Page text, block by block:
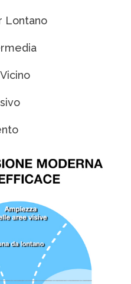
Lontano